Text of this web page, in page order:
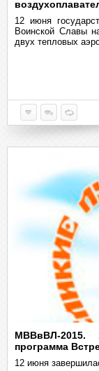
12 июня
Воинской Славы
двух тепловых
МВВвВЛ-2015.
программа
12 июня